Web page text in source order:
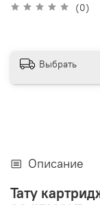
(0)
Выбрать
Описание
Тату